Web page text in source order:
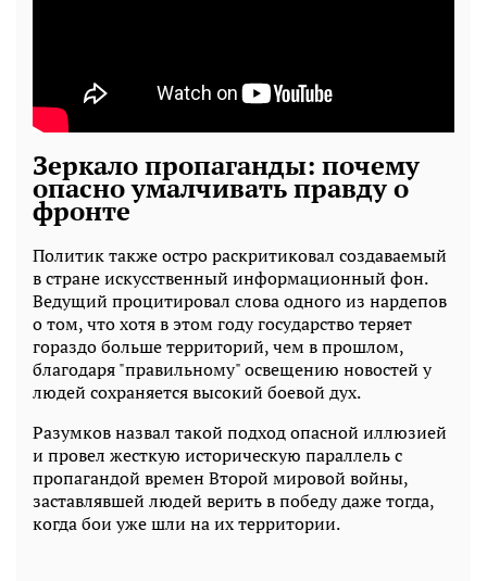
Зеркало пропаганды: почему
опасно умалчивать правду о
фронте
Политик также остро раскритиковал создаваемый
в стране искусственный информационный фон.
Ведущий процитировал слова одного из нардепов
о том, что хотя в этом году государство теряет
гораздо больше территорий, чем в прошлом,
благодаря "правильному" освещению новостей у
людей сохраняется высокий боевой дух.
Разумков назвал такой подход опасной иллюзией
и провел жесткую историческую параллель с
пропагандой времен Второй мировой войны,
заставлявшей людей верить в победу даже тогда,
когда бои уже шли на их территории.